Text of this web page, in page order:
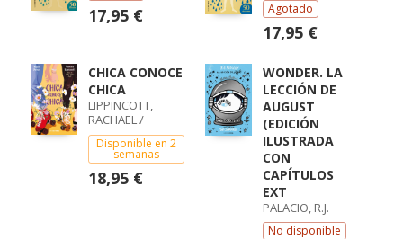
17,95 € Agotado
17,95 €
CHICA CONOCE
CHICA
LIPPINCOTT,
RACHAEL /
DERRICK, ALYSON
Disponible en 2
semanas
18,95 €
WONDER. LA
LECCIÓN DE
AUGUST
(EDICIÓN
ILUSTRADA
CON
CAPÍTULOS
EXT
PALACIO, R.J.
No disponible